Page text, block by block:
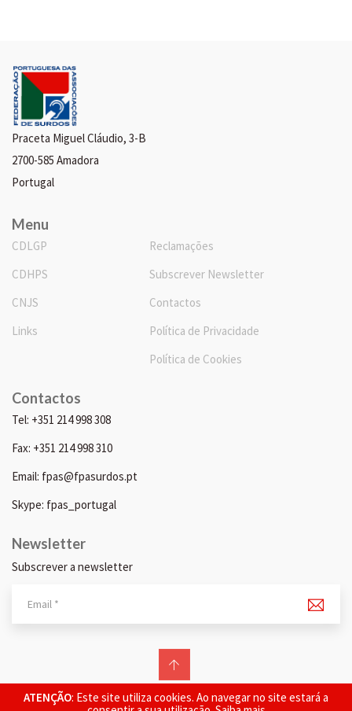
ATENÇÃO: Este site utiliza cookies. Ao navegar no site estará a
Praceta Miguel Cláudio, 3-B
2700-585 Amadora
Portugal
Menu
CDLGP
CDHPS
CNJS
Links
Reclamações
Subscrever Newsletter
Contactos
Política de Privacidade
Política de Cookies
Contactos
Tel: +351 214 998 308
Fax: +351 214 998 310
Email: fpas@fpasurdos.pt
Skype: fpas_portugal
Newsletter
Subscrever a newsletter
© 2026 FPAS. Todos os direitos reservados.